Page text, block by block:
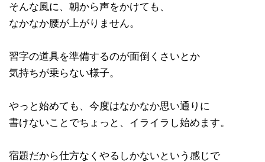
そんな風に、朝から声をかけても、
なかなか腰が上がりません。
習字の道具を準備するのが面倒くさいとか
気持ちが乗らない様子。
やっと始めても、今度はなかなか思い通りに
書けないことでちょっと、イライラし始めます。
宿題だから仕方なくやるしかないという感じで